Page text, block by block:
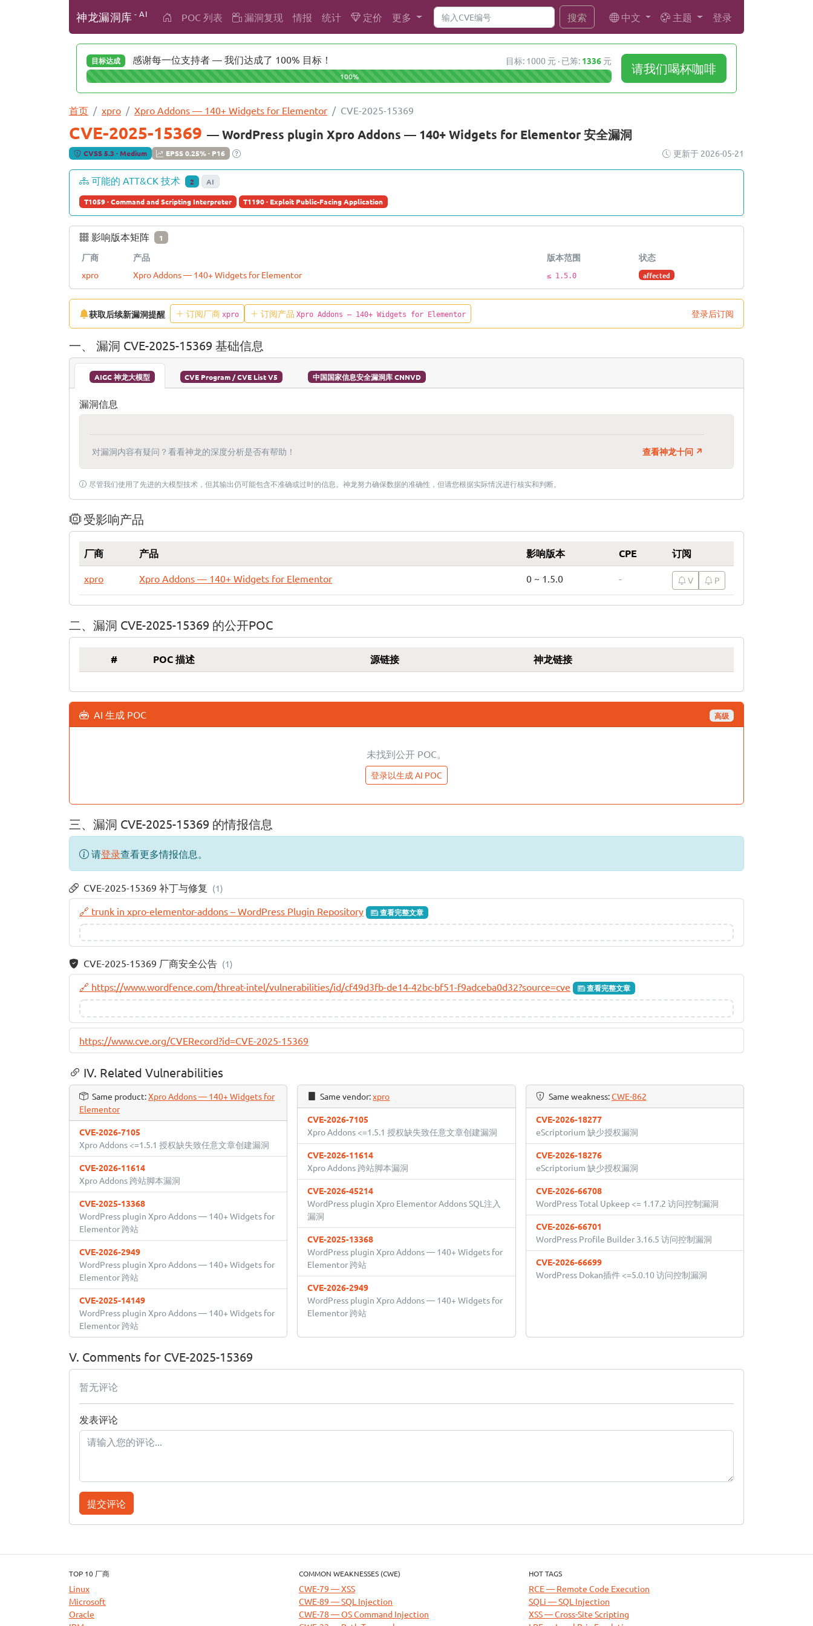
神龙漏洞库 - AI POC 列表 漏洞复现 情报 统计 定价 更多 搜索 中文 主题 登录
目标达成 感谢每一位支持者 — 我们达成了 100% 目标！ 目标: 1000 元 · 已筹: 1336 元
100%
请我们喝杯咖啡
首页 xpro Xpro Addons — 140+ Widgets for Elementor CVE-2025-15369
CVE-2025-15369 — WordPress plugin Xpro Addons — 140+ Widgets for Elementor 安全漏洞
CVSS 5.3 · Medium EPSS 0.25% · P16 更新于 2026-05-21
可能的 ATT&CK 技术 2 AI
T1059 · Command and Scripting Interpreter T1190 · Exploit Public-Facing Application
影响版本矩阵 1
厂商 产品 版本范围
状态
xpro
Xpro Addons — 140+ Widgets for Elementor ≤ 1.5.0 affected
获取后续新漏洞提醒 订阅厂商 xpro 订阅产品 Xpro Addons — 140+ Widgets for Elementor 登录后订阅
一、 漏洞 CVE-2025-15369 基础信息
AIGC 神龙大模型 CVE Program / CVE List V5 中国国家信息安全漏洞库 CNNVD
漏洞信息
对漏洞内容有疑问？看看神龙的深度分析是否有帮助！ 查看神龙十问 ↗
尽管我们使用了先进的大模型技术，但其输出仍可能包含不准确或过时的信息。神龙努力确保数据的准确性，但请您根据实际情况进行核实和判断。
受影响产品
厂商 产品 影响版本 CPE 订阅
xpro Xpro Addons — 140+ Widgets for Elementor 0 ~ 1.5.0 - V P
二、漏洞 CVE-2025-15369 的公开POC
# POC 描述 源链接 神龙链接
AI 生成 POC 高级
未找到公开 POC。
登录以生成 AI POC
三、漏洞 CVE-2025-15369 的情报信息
请登录查看更多情报信息。
CVE-2025-15369 补丁与修复 (1)
🔗 trunk in xpro-elementor-addons – WordPress Plugin Repository 查看完整文章
CVE-2025-15369 厂商安全公告 (1)
🔗 https://www.wordfence.com/threat-intel/vulnerabilities/id/cf49d3fb-de14-42bc-bf51-f9adceba0d32?source=cve 查看完整文章
https://www.cve.org/CVERecord?id=CVE-2025-15369
IV. Related Vulnerabilities
Same product:Xpro Addons — 140+ Widgets for
Elementor
CVE-2026-7105
Xpro Addons <=1.5.1 授权缺失致任意文章创建漏洞
CVE-2026-11614
Xpro Addons 跨站脚本漏洞
CVE-2025-13368
WordPress plugin Xpro Addons — 140+ Widgets for
Elementor 跨站
CVE-2026-2949
WordPress plugin Xpro Addons — 140+ Widgets for
Elementor 跨站
CVE-2025-14149
WordPress plugin Xpro Addons — 140+ Widgets for
Elementor 跨站
Same vendor:xpro
CVE-2026-7105
Xpro Addons <=1.5.1 授权缺失致任意文章创建漏洞
CVE-2026-11614
Xpro Addons 跨站脚本漏洞
CVE-2026-45214
WordPress plugin Xpro Elementor Addons SQL注入
漏洞
CVE-2025-13368
WordPress plugin Xpro Addons — 140+ Widgets for
Elementor 跨站
CVE-2026-2949
WordPress plugin Xpro Addons — 140+ Widgets for
Elementor 跨站
Same weakness:CWE-862
CVE-2026-18277
eScriptorium 缺少授权漏洞
CVE-2026-18276
eScriptorium 缺少授权漏洞
CVE-2026-66708
WordPress Total Upkeep <= 1.17.2 访问控制漏洞
CVE-2026-66701
WordPress Profile Builder 3.16.5 访问控制漏洞
CVE-2026-66699
WordPress Dokan插件 <=5.0.10 访问控制漏洞
V. Comments for CVE-2025-15369
暂无评论
发表评论
提交评论
TOP 10 厂商
Linux
Microsoft
Oracle
COMMON WEAKNESSES (CWE)
CWE-79 — XSS
CWE-89 — SQL Injection
CWE-78 — OS Command Injection
HOT TAGS
RCE — Remote Code Execution
SQLi — SQL Injection
XSS — Cross-Site Scripting